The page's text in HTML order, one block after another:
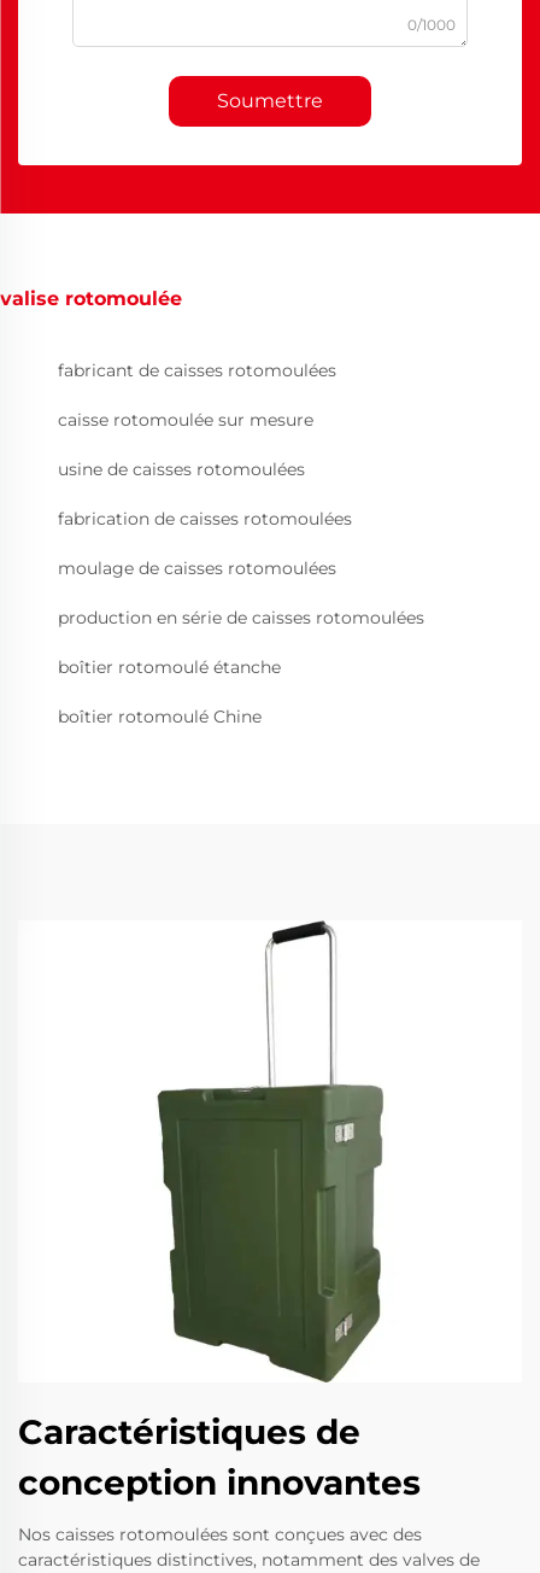
0/1000
Soumettre
valise rotomoulée
fabricant de caisses rotomoulées
caisse rotomoulée sur mesure
usine de caisses rotomoulées
fabrication de caisses rotomoulées
moulage de caisses rotomoulées
production en série de caisses rotomoulées
boîtier rotomoulé étanche
boîtier rotomoulé Chine
Caractéristiques de
conception innovantes
Nos caisses rotomoulées sont conçues avec des
caractéristiques distinctives, notamment des valves de